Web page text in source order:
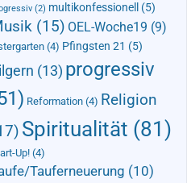
(2) multikonfessionell (5)
(15) OEL-Woche19 (9)
(4) Pfingsten 21 (5)
(13) progressiv
Reformation(4) Religion
Spiritualität (81)
Up!(4)
Tauferneuerung (10)